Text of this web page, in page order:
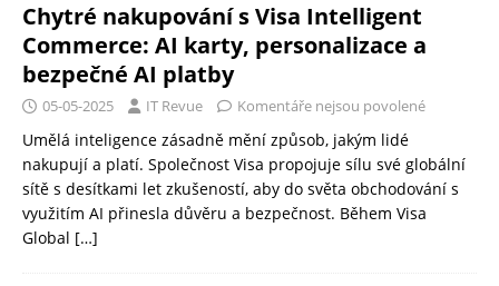
Chytré nakupování s Visa Intelligent
Commerce: AI karty, personalizace a
bezpečné AI platby
05-05-2025 IT Revue Komentáře nejsou povolené
Umělá inteligence zásadně mění způsob, jakým lidé
nakupují a platí. Společnost Visa propojuje sílu své globální
sítě s desítkami let zkušeností, aby do světa obchodování s
využitím AI přinesla důvěru a bezpečnost. Během Visa
Global […]